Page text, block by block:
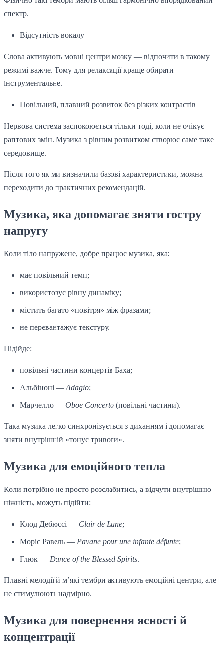
спектр.
Відсутність вокалу
Слова активують мовні центри мозку — відпочити в такому
режимі важче. Тому для релаксації краще обирати
інструментальне.
Повільний, плавний розвиток без різких контрастів
Нервова система заспокоюється тільки тоді, коли не очікує
раптових змін. Музика з рівним розвитком створює саме таке
середовище.
Після того як ми визначили базові характеристики, можна
переходити до практичних рекомендацій.
Музика, яка допомагає зняти гостру
напругу
Коли тіло напружене, добре працює музика, яка:
має повільний темп;
використовує рівну динаміку;
містить багато «повітря» між фразами;
не перевантажує текстуру.
Підійде:
повільні частини концертів Баха;
Альбіноні — Adagio;
Марчелло — Oboe Concerto (повільні частини).
Така музика легко синхронізується з диханням і допомагає
зняти внутрішній «тонус тривоги».
Музика для емоційного тепла
Коли потрібно не просто розслабитись, а відчути внутрішню
ніжність, можуть підійти:
Клод Дебюссі — Clair de Lune;
Моріс Равель — Pavane pour une infante défunte;
Глюк — Dance of the Blessed Spirits.
Плавні мелодії й м’які тембри активують емоційні центри, але
не стимулюють надмірно.
Музика для повернення ясності й
концентрації